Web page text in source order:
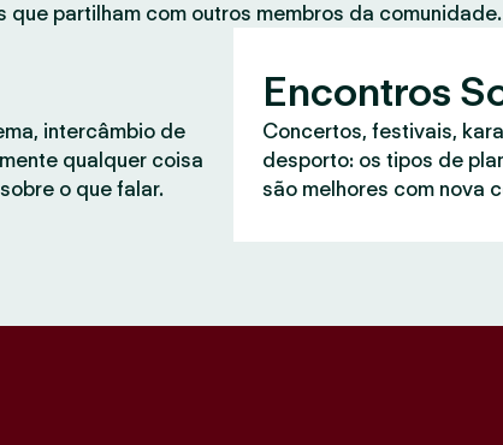
partilham com outros membros da
intercâmbio de
qualquer coisa
o que falar.
Encontros
Concertos, festivais,
desporto: os tipos de
são melhores com nova